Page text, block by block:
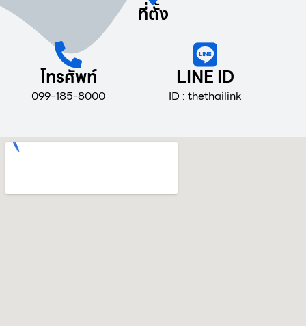
ที่ตั้ง
โทรศัพท์
099-185-8000
LINE ID
ID : thethailink